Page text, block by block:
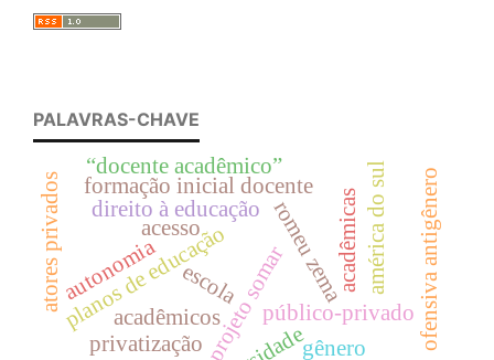
PALAVRAS-CHAVE
privatizaçãoprojeto somarpúblico-privado
romeu zema
acadêmicos
acadêmicas ofensiva antigênero
planos de educação
gênero
formação inicial docente
acesso américa do sul
direito à educação
escola
autonomia
“docente acadêmico”
atores privados